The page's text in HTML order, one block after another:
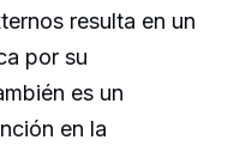
resulta en un
por su
es un
en la